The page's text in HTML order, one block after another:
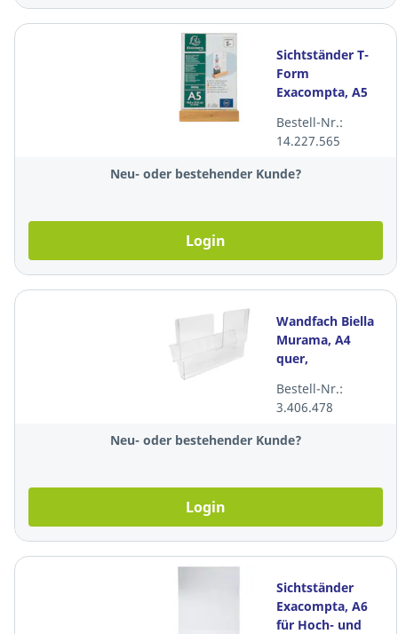
Sichtständer T-
Form
Exacompta, A5
Holzsockel,
transparent
Bestell-Nr.:
14.227.565
Neu- oder bestehender Kunde?
Login
Wandfach Biella
Murama, A4
quer,
Bestell-Nr.:
3.406.478
Neu- oder bestehender Kunde?
Login
Sichtständer
Exacompta, A6
für Hoch- und